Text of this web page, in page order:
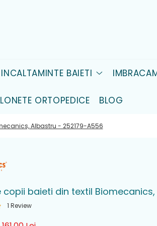
INCALTAMINTE BAIETI
ORTOPEDICE BLOG
Albastru - 252179-A556
copii baieti din textil
1 Review